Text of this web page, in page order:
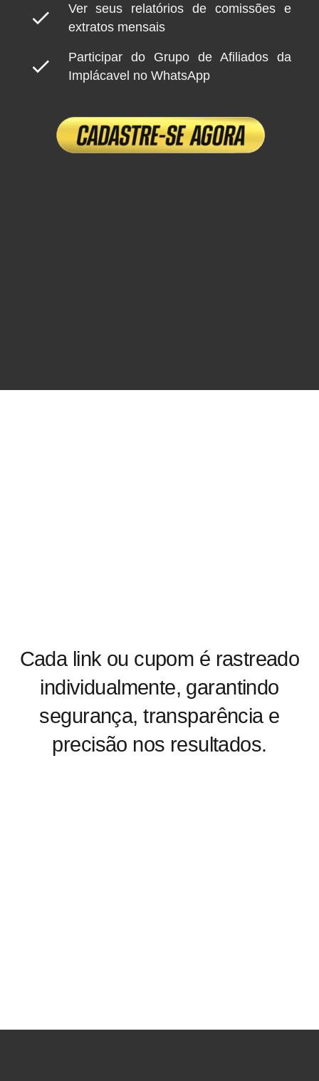
check
Ver seus relatórios de comissões e
extratos mensais
check
Participar do Grupo de Afiliados da
Implácavel no WhatsApp
Cada link ou cupom é rastreado
individualmente, garantindo
segurança, transparência e
precisão nos resultados.